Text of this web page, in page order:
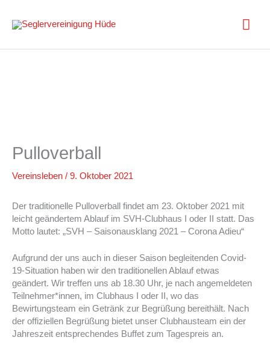
Inhalt
springen
Pulloverball
Vereinsleben / 9. Oktober 2021
Der traditionelle Pulloverball findet am 23. Oktober 2021 mit
leicht geändertem Ablauf im SVH-Clubhaus I oder II statt. Das
Motto lautet: „SVH – Saisonausklang 2021 – Corona Adieu“
Aufgrund der uns auch in dieser Saison begleitenden Covid-
19-Situation haben wir den traditionellen Ablauf etwas
geändert. Wir treffen uns ab 18.30 Uhr, je nach angemeldeten
Teilnehmer*innen, im Clubhaus I oder II, wo das
Bewirtungsteam ein Getränk zur Begrüßung bereithält. Nach
der offiziellen Begrüßung bietet unser Clubhausteam ein der
Jahreszeit entsprechendes Buffet zum Tagespreis an.